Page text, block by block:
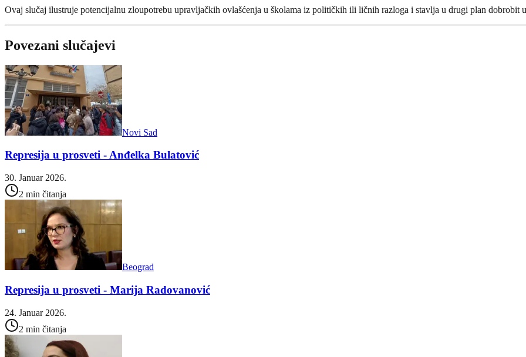
Ovaj slučaj ilustruje potencijalnu zloupotrebu upravljačkih ovlašćenja u školama iz političkih ili ličnih razloga i stavlja u drugi plan dobrobit
Povezani slučajevi
Novi Sad
Represija u prosveti - Anđelka Bulatović
30. Januar 2026.
2 min čitanja
Beograd
Represija u prosveti - Marija Radovanović
24. Januar 2026.
2 min čitanja